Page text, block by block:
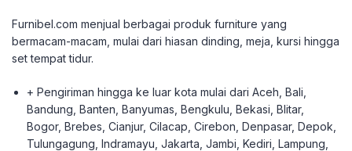
Furnibel.com menjual berbagai produk furniture yang
bermacam-macam, mulai dari hiasan dinding, meja, kursi hingga
set tempat tidur.
+ Pengiriman hingga ke luar kota mulai dari Aceh, Bali,
Bandung, Banten, Banyumas, Bengkulu, Bekasi, Blitar,
Bogor, Brebes, Cianjur, Cilacap, Cirebon, Denpasar, Depok,
Tulungagung, Indramayu, Jakarta, Jambi, Kediri, Lampung,